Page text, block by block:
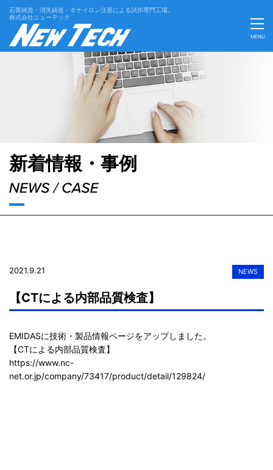
石膏鋳造・消失鋳造・６ナイロン注形による試作専門工場。
株式会社ニューテック
MENU
新着情報・事例
2021.9.21 NEWS
【CTによる内部品質検査】
EMIDASに技術・製品情報ページをアップしました。
https://www.nc-
net.or.jp/company/73417/product/detail/129824/